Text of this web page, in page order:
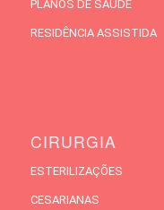
PLANOS DE SAÚDE
RESIDÊNCIA ASSISTIDA
CIRURGIA
ESTERILIZAÇÕES
CESARIANAS